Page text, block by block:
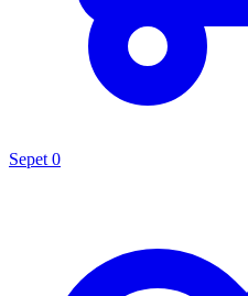
Sepet 0